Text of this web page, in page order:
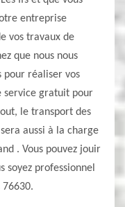
entreprise
vos travaux de
que nous nous
pour réaliser vos
service gratuit pour
le transport des
aussi à la charge
. Vous pouvez jouir
soyez professionnel